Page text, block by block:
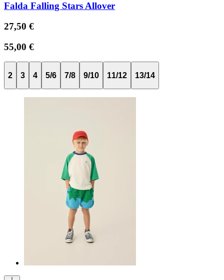
Falda Falling Stars Allover
27,50 €
55,00 €
2 3 4 5/6 7/8 9/10 11/12 13/14